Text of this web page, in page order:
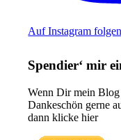
Auf Instagram folgen
Spendier‘ mir
Wenn Dir mein
Dankeschön gerne
dann klicke hier